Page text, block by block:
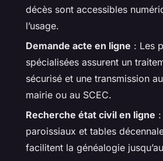
décès sont accessibles
l’usage.
Demande acte en ligne : Les
spécialisées assurent un
sécurisé et une transmission
mairie ou au SCEC.
Recherche état civil en ligne
paroissiaux et tables
facilitent la généalogie